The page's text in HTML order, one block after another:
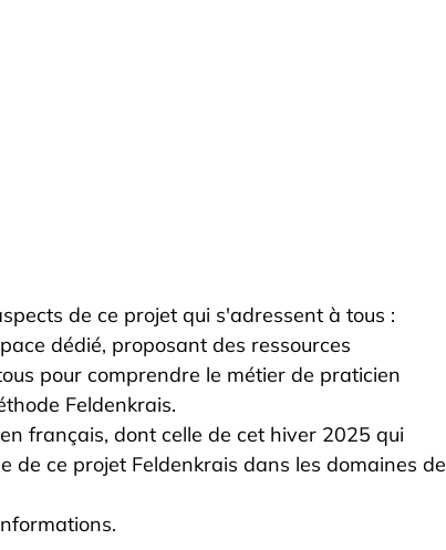
de ce projet qui s'adressent à tous :
dédié, proposant des ressources
pour comprendre le métier de praticien
Feldenkrais.
français, dont celle de cet hiver 2025 qui
de ce projet Feldenkrais dans les domaines de